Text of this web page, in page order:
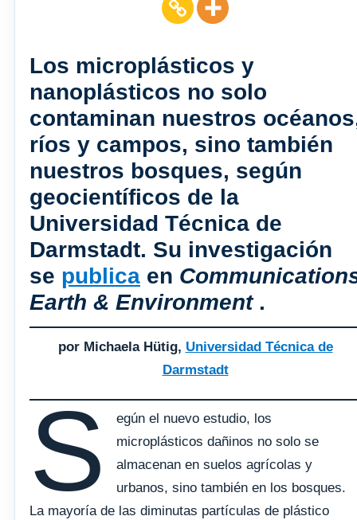
Los microplásticos y
nanoplásticos no solo
contaminan nuestros
ríos y campos, sino también
nuestros bosques, según
geocientíficos de la
Universidad Técnica de
Darmstadt. Su investigación
se publica en
Earth & Environment.
por Michaela Hütig, Universidad Técnica de
Darmstadt
S
egún el nuevo estudio, los
microplásticos dañinos no solo se
almacenan en suelos agrícolas y
urbanos, sino también en los bosques.
La mayoría de las diminutas partículas de plástico